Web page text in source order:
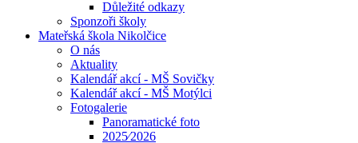
Důležité odkazy
Sponzoři školy
Mateřská škola Nikolčice
O nás
Aktuality
Kalendář akcí - MŠ Sovičky
Kalendář akcí - MŠ Motýlci
Fotogalerie
Panoramatické foto
2025⁄2026